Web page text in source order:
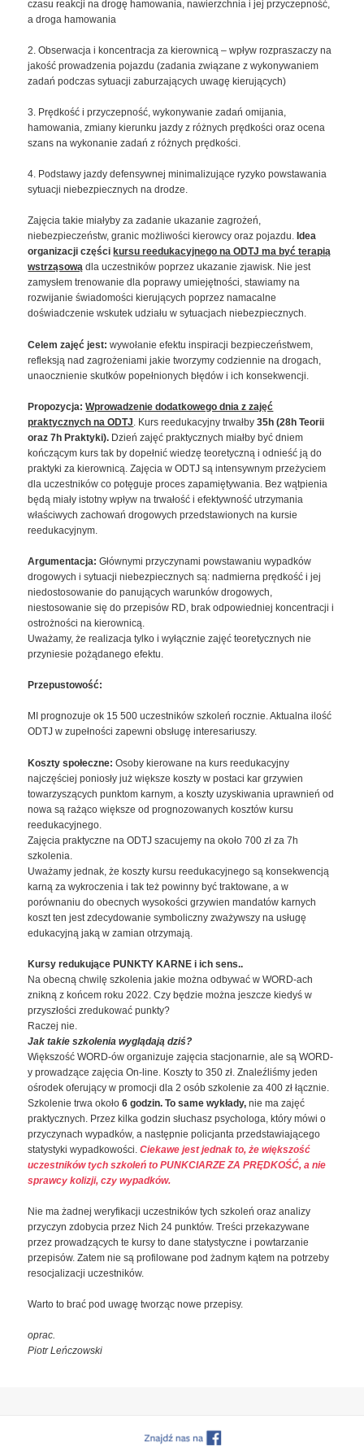
czasu reakcji na drogę hamowania, nawierzchnia i jej przyczepność,
a droga hamowania
2. Obserwacja i koncentracja za kierownicą – wpływ rozpraszaczy na
jakość prowadzenia pojazdu (zadania związane z wykonywaniem
zadań podczas sytuacji zaburzających uwagę kierujących)
3. Prędkość i przyczepność, wykonywanie zadań omijania,
hamowania, zmiany kierunku jazdy z różnych prędkości oraz ocena
szans na wykonanie zadań z różnych prędkości.
4. Podstawy jazdy defensywnej minimalizujące ryzyko powstawania
sytuacji niebezpiecznych na drodze.
Zajęcia takie miałyby za zadanie ukazanie zagrożeń,
niebezpieczeństw, granic możliwości kierowcy oraz pojazdu. Idea
organizacji części kursu reedukacyjnego na ODTJ ma być terapią
wstrząsową dla uczestników poprzez ukazanie zjawisk. Nie jest
zamysłem trenowanie dla poprawy umiejętności, stawiamy na
rozwijanie świadomości kierujących poprzez namacalne
doświadczenie wskutek udziału w sytuacjach niebezpiecznych.
Celem zajęć jest: wywołanie efektu inspiracji bezpieczeństwem,
refleksją nad zagrożeniami jakie tworzymy codziennie na drogach,
unaocznienie skutków popełnionych błędów i ich konsekwencji.
Propozycja: Wprowadzenie dodatkowego dnia z zajęć
praktycznych na ODTJ . Kurs reedukacyjny trwałby35h (28h Teorii
oraz 7h Praktyki). Dzień zajęć praktycznych miałby być dniem
kończącym kurs tak by dopełnić wiedzę teoretyczną i odnieść ją do
praktyki za kierownicą. Zajęcia w ODTJ są intensywnym przeżyciem
dla uczestników co potęguje proces zapamiętywania. Bez wątpienia
będą miały istotny wpływ na trwałość i efektywność utrzymania
właściwych zachowań drogowych przedstawionych na kursie
reedukacyjnym.
Argumentacja: Głównymi przyczynami powstawaniu wypadków
drogowych i sytuacji niebezpiecznych są: nadmierna prędkość i jej
niedostosowanie do panujących warunków drogowych,
niestosowanie się do przepisów RD, brak odpowiedniej koncentracji i
ostrożności na kierownicą.
Uważamy, że realizacja tylko i wyłącznie zajęć teoretycznych nie
przyniesie pożądanego efektu.
Przepustowość:
MI prognozuje ok 15 500 uczestników szkoleń rocznie. Aktualna ilość
ODTJ w zupełności zapewni obsługę interesariuszy.
Koszty społeczne: Osoby kierowane na kurs reedukacyjny
najczęściej poniosły już większe koszty w postaci kar grzywien
towarzyszących punktom karnym, a koszty uzyskiwania uprawnień od
nowa są rażąco większe od prognozowanych kosztów kursu
reedukacyjnego.
Zajęcia praktyczne na ODTJ szacujemy na około 700 zł za 7h
szkolenia.
Uważamy jednak, że koszty kursu reedukacyjnego są konsekwencją
karną za wykroczenia i tak też powinny być traktowane, a w
porównaniu do obecnych wysokości grzywien mandatów karnych
koszt ten jest zdecydowanie symboliczny zważywszy na usługę
edukacyjną jaką w zamian otrzymają.
Kursy redukujące PUNKTY KARNE i ich sens..
Na obecną chwilę szkolenia jakie można odbywać w WORD-ach
znikną z końcem roku 2022. Czy będzie można jeszcze kiedyś w
przyszłości zredukować punkty?
Raczej nie.
Jak takie szkolenia wyglądają dziś?
Większość WORD-ów organizuje zajęcia stacjonarnie, ale są WORD-
y prowadzące zajęcia On-line. Koszty to 350 zł. Znaleźliśmy jeden
ośrodek oferujący w promocji dla 2 osób szkolenie za 400 zł łącznie.
Szkolenie trwa około6 godzin. To same wykłady,nie ma zajęć
praktycznych. Przez kilka godzin słuchasz psychologa, który mówi o
przyczynach wypadków, a następnie policjanta przedstawiającego
statystyki wypadkowości.Ciekawe jest jednak to, że większość
uczestników tych szkoleń to PUNKCIARZE ZA PRĘDKOŚĆ, a nie
sprawcy kolizji, czy wypadków.
Nie ma żadnej weryfikacji uczestników tych szkoleń oraz analizy
przyczyn zdobycia przez Nich 24 punktów. Treści przekazywane
przez prowadzących te kursy to dane statystyczne i powtarzanie
przepisów. Zatem nie są profilowane pod żadnym kątem na potrzeby
resocjalizacji uczestników.
Warto to brać pod uwagę tworząc nowe przepisy.
oprac.
Piotr Leńczowski